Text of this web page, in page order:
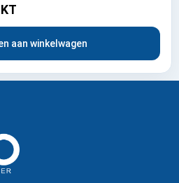
aan winkelwagen